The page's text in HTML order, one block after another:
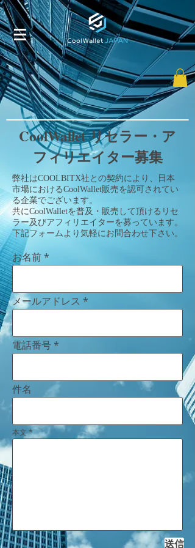
CoolWallet リセラー・ア
フィリエイター募集
弊社はCOOLBITX社との契約により、日本
市場におけるCoolWallet販売を認可されてい
る企業でございます。
共にCoolWalletを普及・販売して頂けるリセ
ラー及びアフィリエイターを募っています。
下記フォームより気軽にお問合わせ下さい。​
お名前
メールアドレス
電話番号
件名
本文
送信